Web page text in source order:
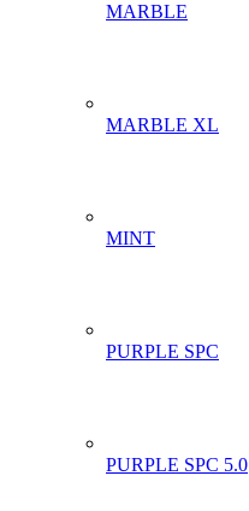
MARBLE
MARBLE XL
MINT
PURPLE SPC
PURPLE SPC 5.0